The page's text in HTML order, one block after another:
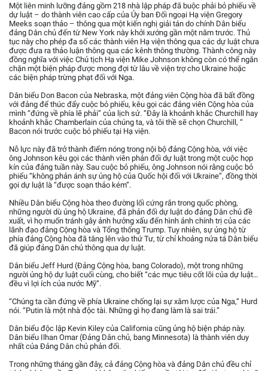
Một liên minh lưỡng đảng gồm 218 nhà lập pháp đã buộc phải bỏ phiếu về
dự luật – do thành viên cao cấp của Ủy ban Đối ngoại Hạ viện Gregory
Meeks soạn thảo – thông qua một kiến nghị giải tán do chính Dân biểu
đảng Dân chủ đến từ New York này khởi xướng gần một năm trước. Thủ
tục này cho phép đa số các thành viên Hạ viện thông qua các dự luật chưa
được đưa ra thảo luận thông qua các kênh thông thường. Thành công này
đồng nghĩa với việc Chủ tịch Hạ viện Mike Johnson không còn có thể ngăn
chặn một biện pháp được mong đợi từ lâu về viện trợ cho Ukraine hoặc
các biện pháp trừng phạt đối với Nga.
Dân biểu Don Bacon của Nebraska, một đảng viên Cộng hòa đã bất đồng
với đảng để thúc đẩy cuộc bỏ phiếu, kêu gọi các đảng viên Cộng hòa của
mình “đứng về phía lẽ phải” của lịch sử. “Đây là khoảnh khắc Churchill hay
khoảnh khắc Chamberlain của chúng ta, và tôi thề sẽ chọn Churchill, “
Bacon nói trước cuộc bỏ phiếu tại Hạ viện.
Nỗ lực này đã trở thành điểm nóng trong nội bộ đảng Cộng hòa, với việc
ông Johnson kêu gọi các thành viên phản đối dự luật trong một cuộc họp
kín của đảng tuần này. Sau cuộc bỏ phiếu, ông Johnson nói rằng cuộc bỏ
phiếu “không phản ánh sự ủng hộ của Quốc hội đối với Ukraine”, đồng thời
gọi dự luật là “được soạn thảo kém”.
Nhiều Dân biểu Cộng hòa theo đường lối cứng rắn trong quốc phòng,
những người dù ủng hộ Ukraine, đã phản đối dự luật do đảng Dân chủ đề
xuất, vì họ muốn tránh gây ảnh hưởng xấu đến hình ảnh chính trị của các
lãnh đạo đảng Cộng hòa và Tổng thống Trump. Tuy nhiên, sự ủng hộ từ
phía đảng Cộng hòa đã tăng lên vào thứ Tư, từ chỉ khoảng nửa tá Dân biểu
đã giúp đảng Dân chủ thông qua dự luật.
Dân biểu Jeff Hurd (Đảng Cộng hòa, bang Colorado), một trong những
người ủng hộ dự luật cuối cùng, cho biết “các mục tiêu cốt lõi của dự luật…
đều vì lợi ích của nước Mỹ”.
“Chúng ta cần đứng về phía Ukraine chống lại sự xâm lược của Nga,” Hurd
nói. “Putin là một nhà độc tài. Những gì họ đang làm là sai trái.”
Dân biểu độc lập Kevin Kiley của California cũng ủng hộ biện pháp này.
Dân biểu Ilhan Omar (Đảng Dân chủ, bang Minnesota) là thành viên duy
nhất của Đảng Dân chủ phản đối.
Trong những tháng gần đây, cả đảng Cộng hòa và đảng Dân chủ đều chỉ